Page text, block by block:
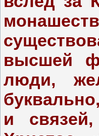
высшей
люди,
и